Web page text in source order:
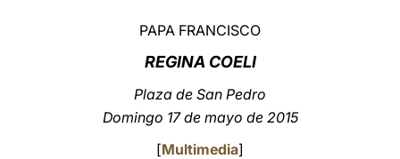
PAPA FRANCISCO
REGINA COELI
Plaza de San Pedro
Domingo 17 de mayo de 2015
[Multimedia]